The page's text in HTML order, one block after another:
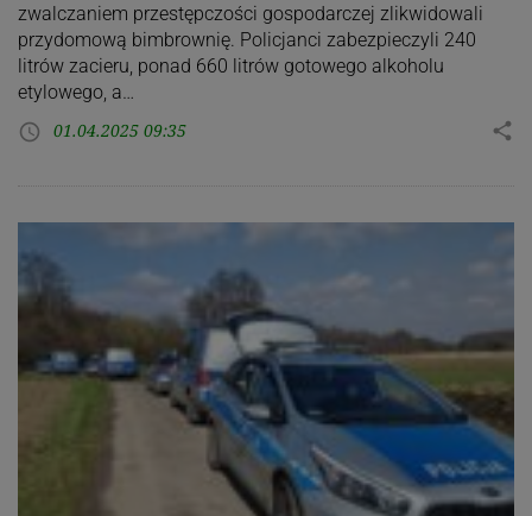
zwalczaniem przestępczości gospodarczej zlikwidowali
przydomową bimbrownię. Policjanci zabezpieczyli 240
litrów zacieru, ponad 660 litrów gotowego alkoholu
etylowego, a…
access_time 01.04.2025 09:35 share